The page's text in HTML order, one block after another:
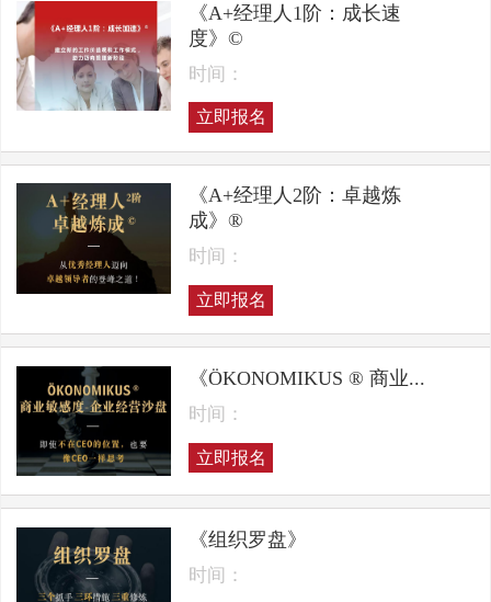
《A+经理人1阶：成长速
度》©
时间：
立即报名
《A+经理人2阶：卓越炼
成》®
时间：
立即报名
《ÖKONOMIKUS ® 商业...
时间：
立即报名
《组织罗盘》
时间：